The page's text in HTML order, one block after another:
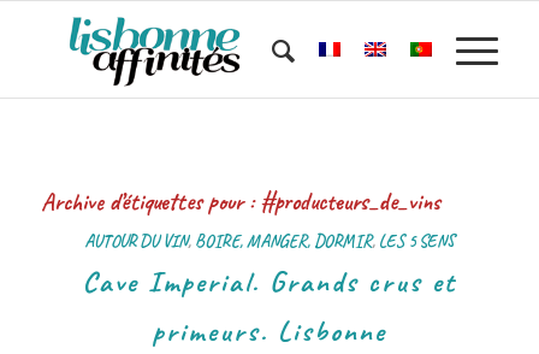
Archive d’étiquettes pour :#producteurs_de_vins
AUTOUR DU VIN, BOIRE, MANGER, DORMIR, LES 5 SENS
Cave Imperial. Grands crus et
primeurs. Lisbonne